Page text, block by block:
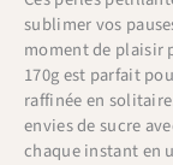
sublimer vos
moment de plaisir
170g est parfait
raffinée en
envies de sucre
chaque instant en